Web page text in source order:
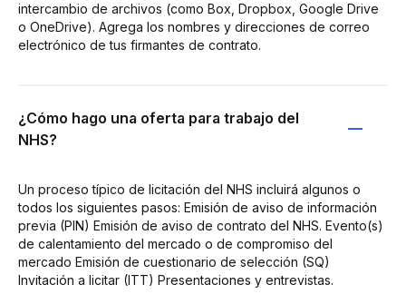
intercambio de archivos (como Box, Dropbox, Google Drive
o OneDrive). Agrega los nombres y direcciones de correo
electrónico de tus firmantes de contrato.
¿Cómo hago una oferta para trabajo del
NHS?
Un proceso típico de licitación del NHS incluirá algunos o
todos los siguientes pasos: Emisión de aviso de información
previa (PIN) Emisión de aviso de contrato del NHS. Evento(s)
de calentamiento del mercado o de compromiso del
mercado Emisión de cuestionario de selección (SQ)
Invitación a licitar (ITT) Presentaciones y entrevistas.